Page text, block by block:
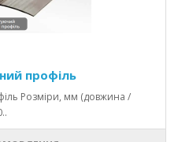
профіль
Розміри, мм (довжина /